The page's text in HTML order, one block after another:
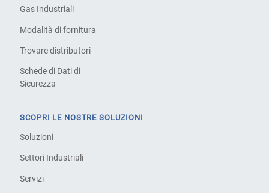
Gas Industriali
Modalità di fornitura
Trovare distributori
Schede di Dati di
Sicurezza
SCOPRI LE NOSTRE SOLUZIONI
Soluzioni
Settori Industriali
Servizi